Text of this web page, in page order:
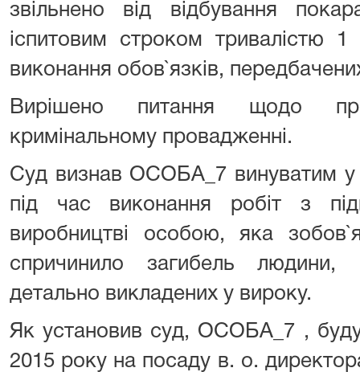
звільнено від відбування
іспитовим строком тривалістю
виконання обов`язків,
Вирішено питання щодо
кримінальному провадженні.
Суд визнав ОСОБА_7 винуватим у
під час виконання робіт з
виробництві особою, яка
спричинило загибель людини,
детально викладених у вироку.
Як установив суд, ОСОБА_7 ,
2015 року на посаду в. о.